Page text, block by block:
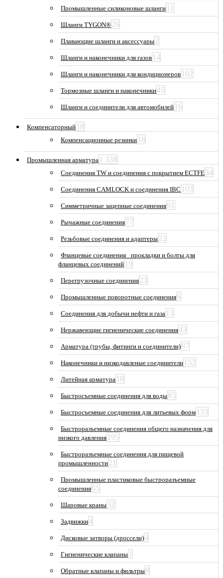
Промышленные силиконовые шланги 11
Шланги TYGON®26
Плавающие шланги и аксессуары2
Шланги и наконечники для газов 14
Шланги и наконечники для кондиционеров 102
Тормозные шланги и наконечники45
Шланги и соединители для автомобилей 16
Компенсаторный 18
Компенсационные резинки 18
Промышленная арматура 1 338
Соединения TW и соединения с покрытием ECTFE34
Соединения CAMLOCK и соединения IBC 103
Симметричные зацепные соединения91
Рычажные соединения77
Резьбовые соединения и адаптеры22
Фланцевые соединения_ прокладки и болты для
фланцевых соединений 19
Перегрузочные соединения23
Промышленные поворотные соединения6
Соединения для добычи нефти и газа 13
Нержавеющие гигиенические соединения43
Арматура (трубы, фитинги и соединители)87
Наконечники и низкодавленые соединители 152
Литейная арматура 10
Быстросъемные соединения для воды85
Быстросъемные соединения для литьевых форм 133
Быстроразъемные соединения общего назначения для
низкого давления 195
Быстроразъемные соединения для пищевой
промышленности21
Промышленные пластиковые быстроразъемные
соединения65
Шаровые краны32
Задвижки4
Дисковые затворы (дроссели)4
Гигиенические клапаны 1
Обратные клапаны и фильтры8